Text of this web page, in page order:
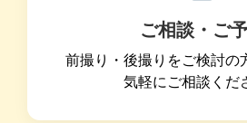
ご相談・ご
前撮り・後撮りをご検討の
気軽にご相談くだ